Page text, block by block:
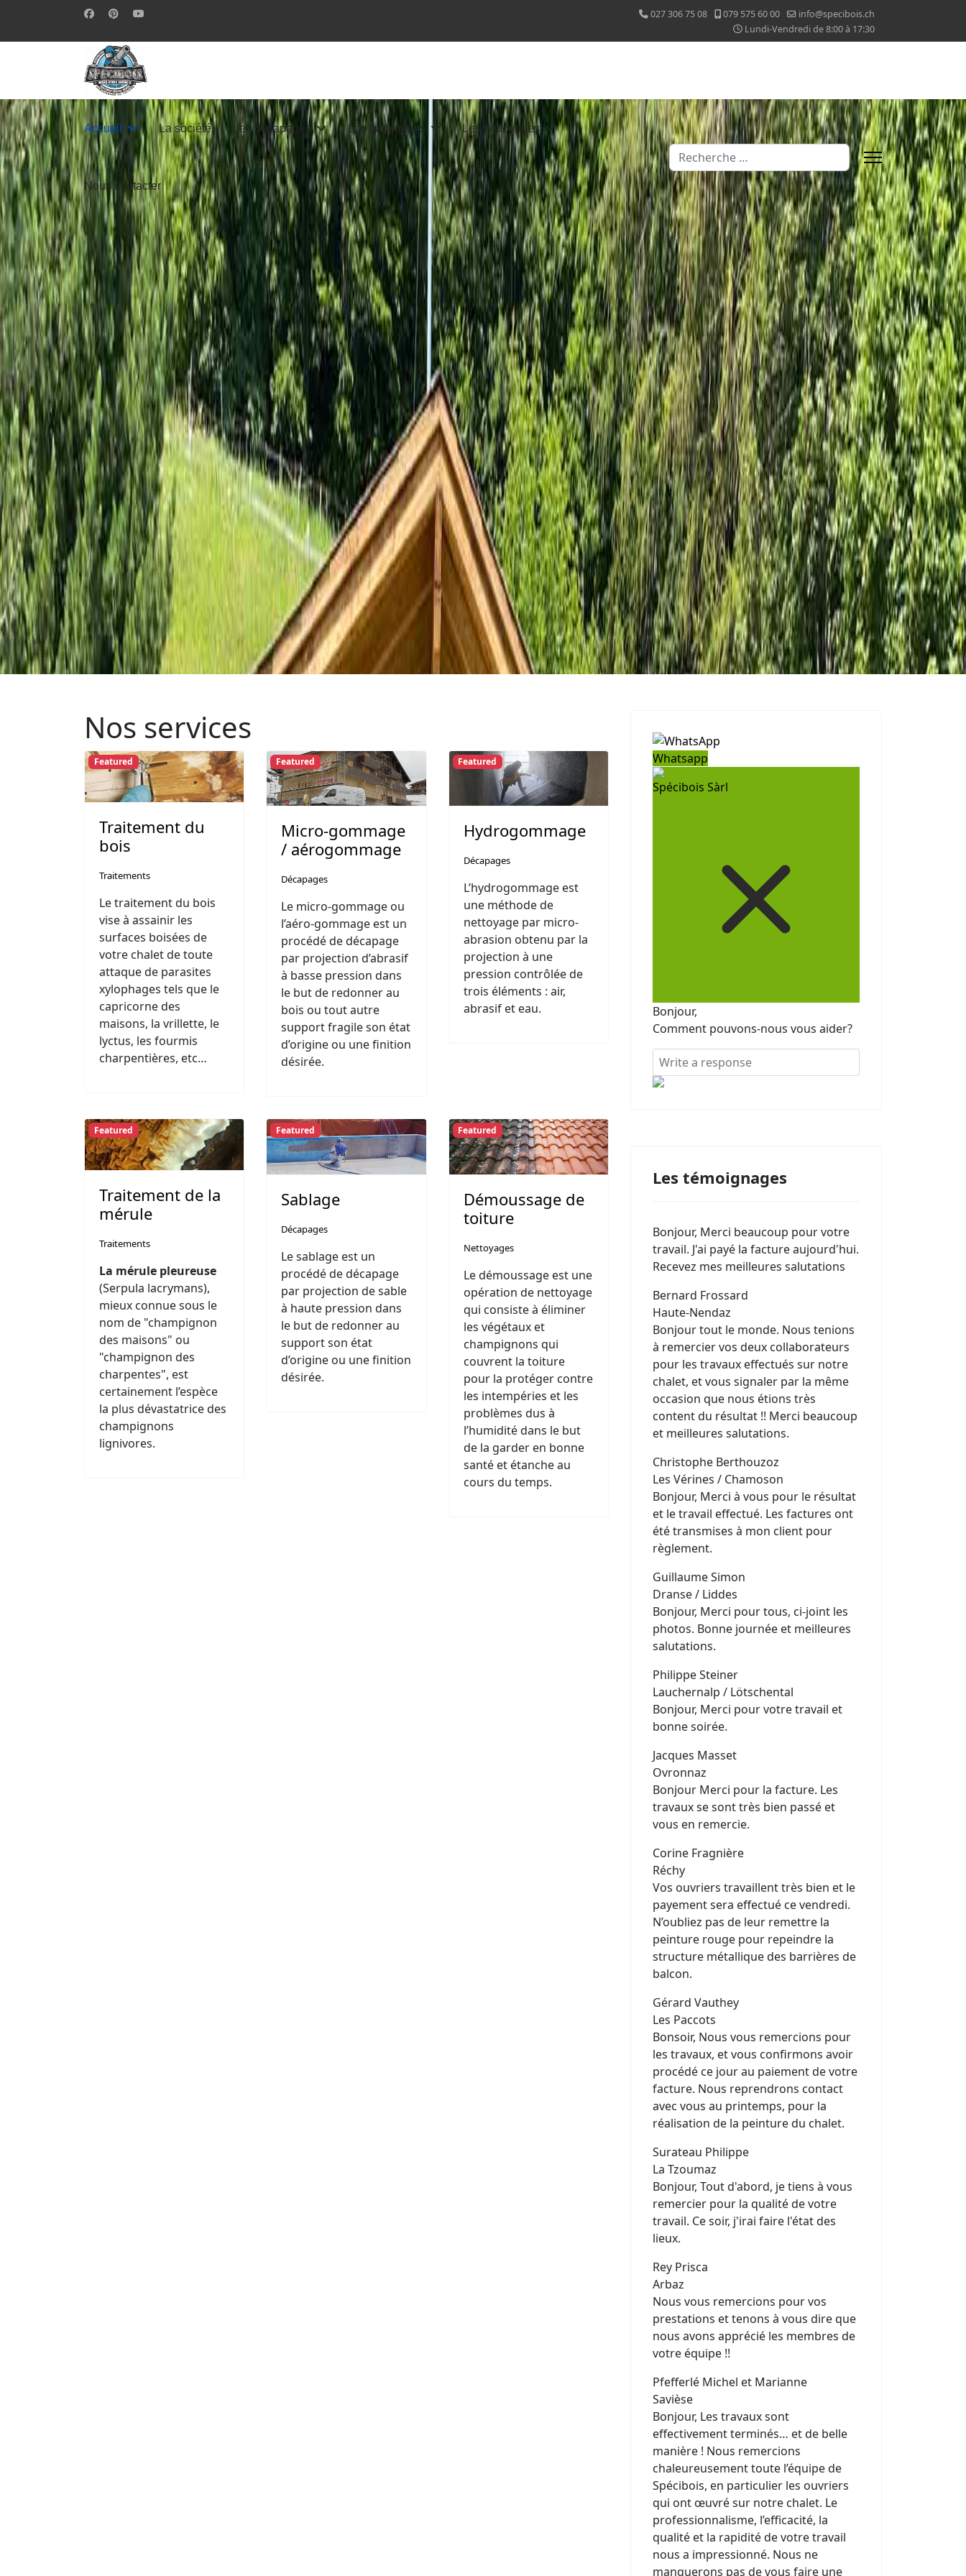
027 306 75 08 079 575 60 00
info@specibois.ch
Lundi-Vendredi de 8:00 à 17:30
Accueil La société Les décapages Les traitements Les nettoyages
Nous contacter
Valider
Nos services
Featured
Traitement du
bois
Traitements
Le traitement du bois
vise à assainir les
surfaces boisées de
votre chalet de toute
attaque de parasites
xylophages tels que le
capricorne des
maisons, la vrillette, le
lyctus, les fourmis
charpentières, etc…
Featured
Micro-gommage
/ aérogommage
Décapages
Le micro-gommage ou
l’aéro-gommage est un
procédé de décapage
par projection d’abrasif
à basse pression dans
le but de redonner au
bois ou tout autre
support fragile son état
d’origine ou une finition
désirée.
Featured
Hydrogommage
Décapages
L’hydrogommage est
une méthode de
nettoyage par micro-
abrasion obtenu par la
projection à une
pression contrôlée de
trois éléments : air,
abrasif et eau.
Featured
Traitement de la
mérule
Traitements
La mérule pleureuse
(Serpula lacrymans),
mieux connue sous le
nom de "champignon
des maisons" ou
"champignon des
charpentes", est
certainement l’espèce
la plus dévastatrice des
champignons
lignivores.
Featured
Sablage
Décapages
Le sablage est un
procédé de décapage
par projection de sable
à haute pression dans
le but de redonner au
support son état
d’origine ou une finition
désirée.
Featured
Démoussage de
toiture
Nettoyages
Le démoussage est une
opération de nettoyage
qui consiste à éliminer
les végétaux et
champignons qui
couvrent la toiture
pour la protéger contre
les intempéries et les
problèmes dus à
l’humidité dans le but
de la garder en bonne
santé et étanche au
cours du temps.
Whatsapp
Spécibois Sàrl
Bonjour,
Comment pouvons-nous vous aider?
Les témoignages
Bonjour, Merci beaucoup pour votre
travail. J'ai payé la facture aujourd'hui.
Recevez mes meilleures salutations
Bernard Frossard
Haute-Nendaz
Bonjour tout le monde. Nous tenions
à remercier vos deux collaborateurs
pour les travaux effectués sur notre
chalet, et vous signaler par la même
occasion que nous étions très
content du résultat !! Merci beaucoup
et meilleures salutations.
Christophe Berthouzoz
Les Vérines / Chamoson
Bonjour, Merci à vous pour le résultat
et le travail effectué. Les factures ont
été transmises à mon client pour
règlement.
Guillaume Simon
Dranse / Liddes
Bonjour, Merci pour tous, ci-joint les
photos. Bonne journée et meilleures
salutations.
Philippe Steiner
Lauchernalp / Lötschental
Bonjour, Merci pour votre travail et
bonne soirée.
Jacques Masset
Ovronnaz
Bonjour Merci pour la facture. Les
travaux se sont très bien passé et
vous en remercie.
Corine Fragnière
Réchy
Vos ouvriers travaillent très bien et le
payement sera effectué ce vendredi.
N’oubliez pas de leur remettre la
peinture rouge pour repeindre la
structure métallique des barrières de
balcon.
Gérard Vauthey
Les Paccots
Bonsoir, Nous vous remercions pour
les travaux, et vous confirmons avoir
procédé ce jour au paiement de votre
facture. Nous reprendrons contact
avec vous au printemps, pour la
réalisation de la peinture du chalet.
Surateau Philippe
La Tzoumaz
Bonjour, Tout d'abord, je tiens à vous
remercier pour la qualité de votre
travail. Ce soir, j'irai faire l'état des
lieux.
Rey Prisca
Arbaz
Nous vous remercions pour vos
prestations et tenons à vous dire que
nous avons apprécié les membres de
votre équipe !!
Pfefferlé Michel et Marianne
Savièse
Bonjour, Les travaux sont
effectivement terminés… et de belle
manière ! Nous remercions
chaleureusement toute l’équipe de
Spécibois, en particulier les ouvriers
qui ont œuvré sur notre chalet. Le
professionnalisme, l’efficacité, la
qualité et la rapidité de votre travail
nous a impressionné. Nous ne
manquerons pas de vous faire une